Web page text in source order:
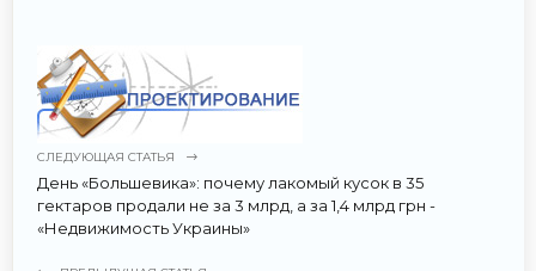
СЛЕДУЮЩАЯ СТАТЬЯ
День «Большевика»: почему лакомый кусок в 35
гектаров продали не за 3 млрд, а за 1,4 млрд грн -
«Недвижимость Украины»